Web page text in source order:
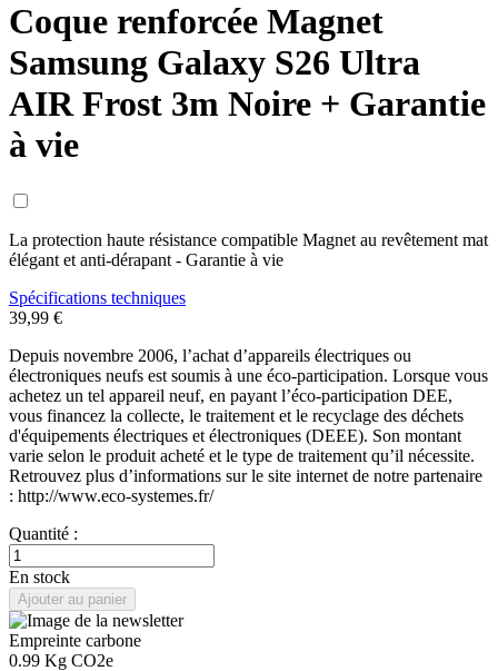
Coque renforcée Magnet
Samsung Galaxy S26 Ultra
AIR Frost 3m Noire + Garantie
à vie
La protection haute résistance compatible Magnet au revêtement mat
élégant et anti-dérapant - Garantie à vie
Spécifications techniques
39,99 €
Depuis novembre 2006, l’achat d’appareils électriques ou
électroniques neufs est soumis à une éco-participation. Lorsque vous
achetez un tel appareil neuf, en payant l’éco-participation DEE,
vous financez la collecte, le traitement et le recyclage des déchets
d'équipements électriques et électroniques (DEEE). Son montant
varie selon le produit acheté et le type de traitement qu’il nécessite.
Retrouvez plus d’informations sur le site internet de notre partenaire
: http://www.eco-systemes.fr/
Quantité :
En stock
Ajouter au panier
Empreinte carbone
0.99 Kg CO2e